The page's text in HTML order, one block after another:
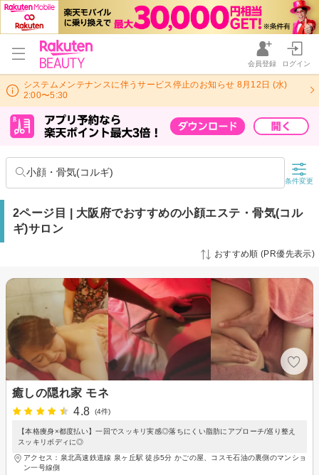
会員登録 ログイン
システムメンテナンスに伴うサービス停止のお知らせ 8月12日 (水)
2:00〜5:30
小顔・骨気(コルギ)
条件変更
2ページ目 | 大阪府でおすすめの小顔エステ・骨気(コル
ギ)サロン
おすすめ順 (PR優先表示)
癒しの隠れ家 モネ
4.8
(4件)
【本格痩身×都度払い】一回でスッキリ実感◎落ちにくい脂肪にアプローチ/巡り整え
スッキリボディに◎
アクセス：泉北高速鉄道線 泉ヶ丘駅 徒歩5分 かごの屋、コスモ石油の裏側のマンショ
ン一号線側